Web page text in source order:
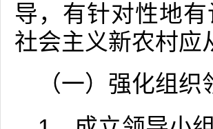
导，有针对性地
社会主义新农村应
（一）强化组